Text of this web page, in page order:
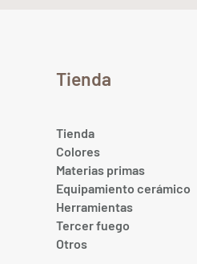
Tienda
Tienda
Colores
Materias primas
Equipamiento cerámico
Herramientas
Tercer fuego
Otros